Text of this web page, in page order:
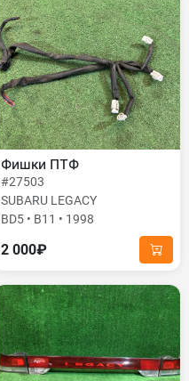
Фишки ПТФ
#27503
SUBARU LEGACY
BD5 • B11 • 1998
2 000₽